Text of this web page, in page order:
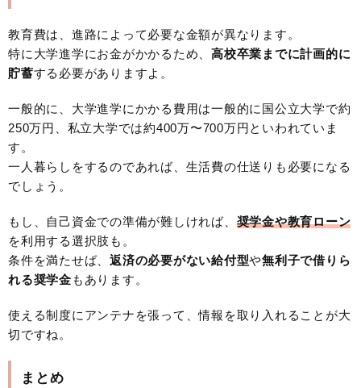
教育費は、進路によって必要な金額が異なります。
特に大学進学にお金がかかるため、 高校卒業までに計画的に
貯蓄する必要がありますよ。
一般的に、大学進学にかかる費用は一般的に国公立大学で約
250万円、私立大学では約400万〜700万円といわれていま
す。
一人暮らしをするのであれば、生活費の仕送りも必要になる
でしょう。
もし、自己資金での準備が難しければ、 奨学金や教育ローン
を利用する選択肢も。
条件を満たせば、 返済の必要がない給付型や無利子で借りら
れる奨学金もあります。
使える制度にアンテナを張って、情報を取り入れることが大
切ですね。
まとめ